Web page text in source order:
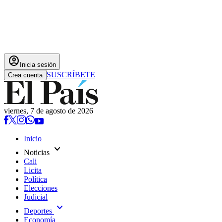
account_circle Inicia sesión
Crea cuenta SUSCRÍBETE
viernes, 7 de agosto de 2026
Inicio
Noticias expand_more
Cali
Licita
Política
Elecciones
Judicial
Deportes expand_more
Economía